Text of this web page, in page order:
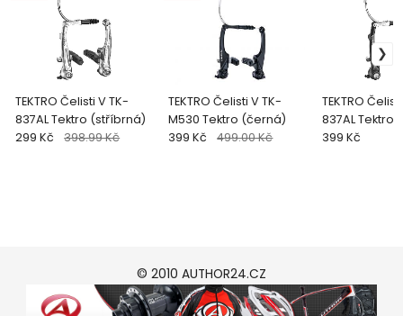
TEKTRO Čelisti V TK-
837AL Tektro (stříbrná)
299 Kč 398.99 Kč
TEKTRO Čelisti V TK-
M530 Tektro (černá)
399 Kč 499.00 Kč
TEKTRO
837AL Tektro
399 Kč
© 2010 AUTHOR24.CZ